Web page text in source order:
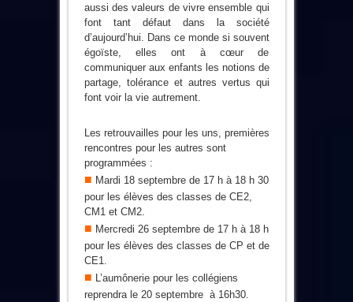
aussi des valeurs de vivre ensemble qui
font tant défaut dans la société
d’aujourd’hui. Dans ce monde si souvent
égoïste, elles ont à cœur de
communiquer aux enfants les notions de
partage, tolérance et autres vertus qui
font voir la vie autrement.
Les retrouvailles pour les uns, premières
rencontres pour les autres sont
programmées :
■ Mardi 18 septembre de 17 h à 18 h 30
pour les élèves des classes de CE2,
CM1 et CM2.
■ Mercredi 26 septembre de 17 h à 18 h
pour les élèves des classes de CP et de
CE1.
■
L’aumônerie pour les collégiens
reprendra le 20 septembre à 16h30.